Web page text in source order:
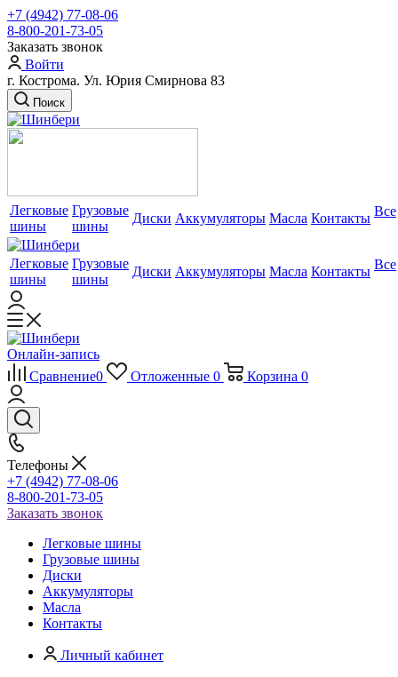
+7 (4942) 77-08-06
8-800-201-73-05
Заказать звонок
Войти
г. Кострома. Ул. Юрия Смирнова 83
Поиск
Легковые
шины
Грузовые
шины
Диски Аккумуляторы Масла Контакты Все
Легковые
шины
Грузовые
шины
Диски Аккумуляторы Масла Контакты Все
Онлайн-запись
Сравнение0 Отложенные 0 Корзина 0
Телефоны
+7 (4942) 77-08-06
8-800-201-73-05
Заказать звонок
Легковые шины
Грузовые шины
Диски
Аккумуляторы
Масла
Контакты
Личный кабинет